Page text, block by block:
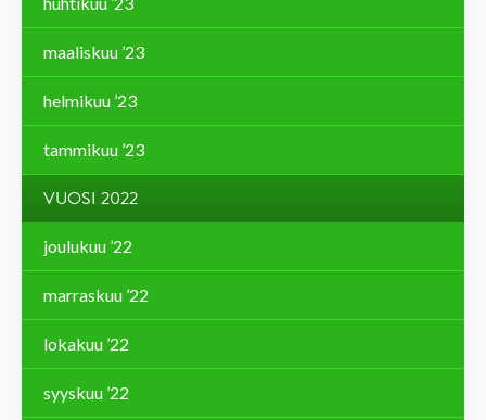
maaliskuu ’23
helmikuu ’23
tammikuu ’23
VUOSI 2022
joulukuu ’22
marraskuu ’22
lokakuu ’22
syyskuu ’22